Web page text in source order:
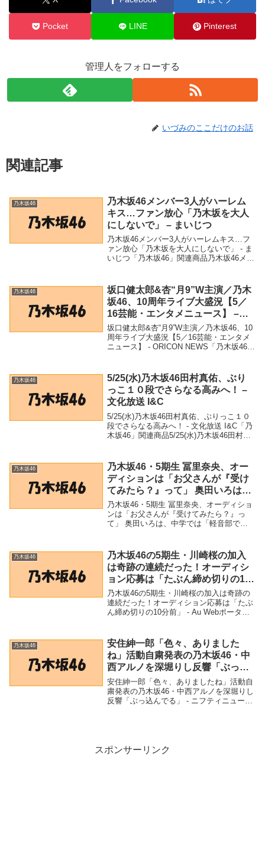
Pocket LINE Pinterest
管理人をフォローする
いづみのここだけのお話
関連記事
乃木坂46
乃木坂46メンバー3人がハーレム
キス…ファン放心「乃木坂を大人
にしないで」 – まいじつ
乃木坂46メンバー3人がハーレムキス…フ
ァン放心「乃木坂を大人にしないで」 - ま
いじつ「乃木坂46」関連商品乃木坂46メン
46メンバー3人がハーレムキス…フ...
乃木坂46
坂口健太郎&杏“月9”W主演／乃木
坂46、10周年ライブ大盛況【5／
16芸能・エンタメニュース】 –
ORICON NEWS
坂口健太郎&杏“月9”W主演／乃木坂46、10
周年ライブ大盛況【5／16芸能・エンタメ
ニュース】 - ORICON NEWS「乃木坂46」
エンタメニュース...
乃木坂46
5/25(水)乃木坂46田村真佑、ぶり
っこ１０段でさらなる高みへ！ –
文化放送 I&C
5/25(水)乃木坂46田村真佑、ぶりっこ１０
段でさらなる高みへ！ - 文化放送 I&C「乃
木坂46」関連商品5/25(水)乃木坂46田村真
ぶりっ...
乃木坂46
乃木坂46・5期生 冨里奈央、オー
ディションは「お父さんが『受け
てみたら？』って」 奥田いろは、
中学では「軽音部でギターボーカ
ル」 (2022年6月6日) – Excite Bit
コネタ
乃木坂46・5期生 冨里奈央、オーディショ
ンは「お父さんが『受けてみたら？』っ
て」 奥田いろは、中学では「軽音部でギ
46・5期生 冨里奈央、...
乃木坂46
乃木坂46の5期生・川崎桜の加入
は奇跡の連続だった！オーディシ
ョン応募は「たぶん締め切りの10
分前」 – Au Webポータル
乃木坂46の5期生・川崎桜の加入は奇跡の
連続だった！オーディション応募は「たぶ
ん締め切りの10分前」 - Au Webポータル
ィション応募は「たぶん締め切りの1...
乃木坂46
安住紳一郎「色々、ありました
ね」活動自粛発表の乃木坂46・中
西アルノを深堀りし反響「ぶっ込
んでる」 – ニフティニュース
安住紳一郎「色々、ありましたね」活動自
粛発表の乃木坂46・中西アルノを深堀りし
反響「ぶっ込んでる」 - ニフティニュース
スポンサーリンク